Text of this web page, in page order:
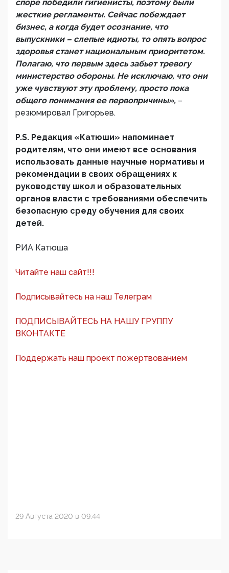
споре победили гигиенисты, поэтому были
жесткие регламенты. Сейчас побеждает
бизнес, а когда будет осознание, что
выпускники – слепые идиоты, то опять вопрос
здоровья станет национальным приоритетом.
Полагаю, что первым здесь забьет тревогу
министерство обороны. Не исключаю, что они
уже чувствуют эту проблему, просто пока
общего понимания ее первопричины», –
резюмировал Григорьев.
P.S. Редакция «Катюши» напоминает
родителям, что они имеют все основания
использовать данные научные нормативы и
рекомендации в своих обращениях к
руководству школ и образовательных
органов власти с требованиями обеспечить
безопасную среду обучения для своих
детей.
РИА Катюша
Читайте наш сайт!!!
Подписывайтесь на наш Телеграм
ПОДПИСЫВАЙТЕСЬ НА НАШУ ГРУППУ
ВКОНТАКТЕ
Поддержать наш проект пожертвованием
29 Августа 2020 в 09:44